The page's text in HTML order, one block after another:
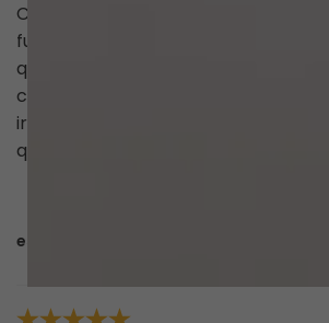
Conheci pelo instagram, comprei
fui surpreendida demais. Os biquinis
qualidade ótima, ajuste no corpo
certeza que fidelizaram 2 novas
irmã)... compramos 2 para cada e já
queremos mais!!!
esta avaliação foi útil?